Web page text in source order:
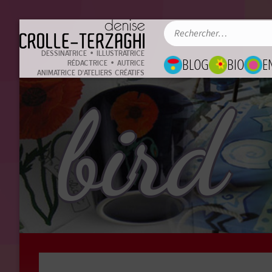
DESSINATRICE • ILLUSTRATRICE
RÉDACTRICE • AUTRICE
ANIMATRICE D'ATELIERS CRÉATIFS
BLOG BIO
bird